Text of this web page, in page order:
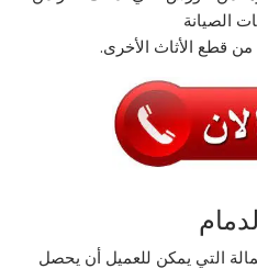
الصيانة
من قطع الأثاث الأخرى.
التي يمكن للعميل أن يحصل